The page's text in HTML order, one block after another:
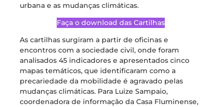
urbana e as mudanças climáticas.
Faça o download das Cartilhas
As cartilhas surgiram a partir de oficinas e
encontros com a sociedade civil, onde foram
analisados 45 indicadores e apresentados cinco
mapas temáticos, que identificaram como a
precariedade da mobilidade é agravado pelas
mudanças climáticas. Para Luize Sampaio,
coordenadora de informação da Casa Fluminense,